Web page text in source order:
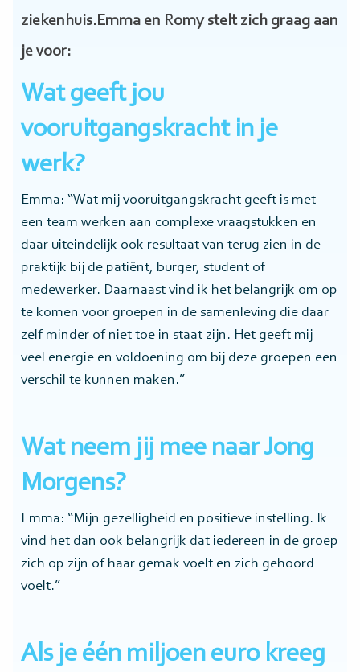
ziekenhuis.Emma en Romy stelt zich graag aan
je voor:
Wat geeft jou
vooruitgangskracht in je
werk?
Emma: “Wat mij vooruitgangskracht geeft is met
een team werken aan complexe vraagstukken en
daar uiteindelijk ook resultaat van terug zien in de
praktijk bij de patiënt, burger, student of
medewerker. Daarnaast vind ik het belangrijk om op
te komen voor groepen in de samenleving die daar
zelf minder of niet toe in staat zijn. Het geeft mij
veel energie en voldoening om bij deze groepen een
verschil te kunnen maken.”
Wat neem jij mee naar Jong
Morgens?
Emma: “Mijn gezelligheid en positieve instelling. Ik
vind het dan ook belangrijk dat iedereen in de groep
zich op zijn of haar gemak voelt en zich gehoord
voelt.”
Als je één miljoen euro kreeg